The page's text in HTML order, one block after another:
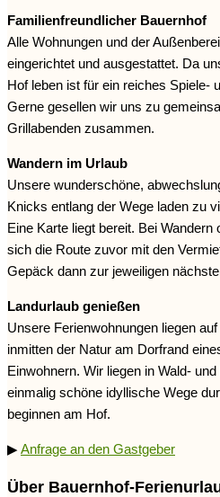
Familienfreundlicher Bauernhof
Alle Wohnungen und der
eingerichtet und ausgestattet. Da
Hof leben ist für ein reiches Spiele-
Gerne gesellen wir uns zu
Grillabenden zusammen.
Wandern im Urlaub
Unsere wunderschöne,
Knicks entlang der Wege laden zu
Eine Karte liegt bereit. Bei
sich die Route zuvor mit den
Gepäck dann zur jeweiligen
Landurlaub genießen
Unsere Ferienwohnungen liegen
inmitten der Natur am Dorfrand
Einwohnern. Wir liegen in Wald-
einmalig schöne idyllische Wege
beginnen am Hof.
▶Anfrage an den Gastgeber
Über Bauernhof-